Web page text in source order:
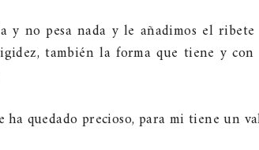
y no pesa nada y le añadimos el
también la forma que tiene y
ha quedado precioso, para mi tiene un